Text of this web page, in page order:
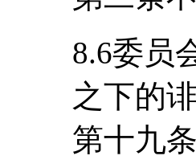
8.6委员
之下的
第十九